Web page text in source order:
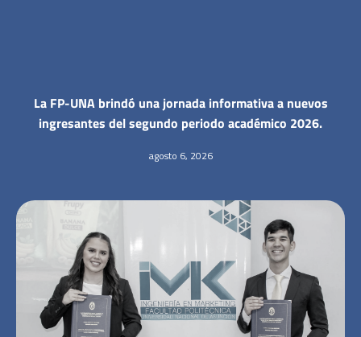
La FP-UNA brindó una jornada informativa a nuevos
ingresantes del segundo periodo académico 2026.
agosto 6, 2026